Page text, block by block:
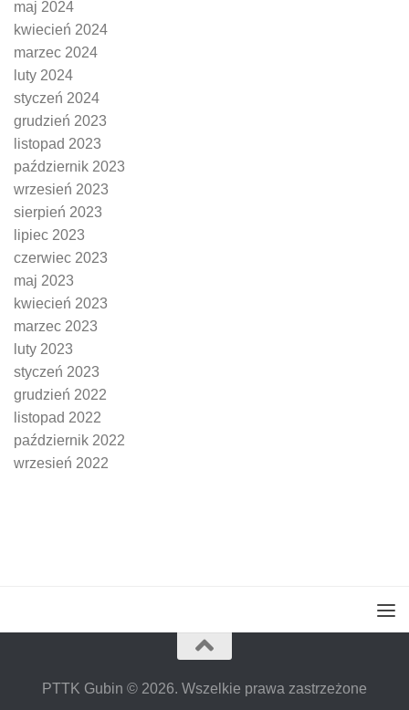
maj 2024
kwiecień 2024
marzec 2024
luty 2024
styczeń 2024
grudzień 2023
listopad 2023
październik 2023
wrzesień 2023
sierpień 2023
lipiec 2023
czerwiec 2023
maj 2023
kwiecień 2023
marzec 2023
luty 2023
styczeń 2023
grudzień 2022
listopad 2022
październik 2022
wrzesień 2022
PTTK Gubin © 2026. Wszelkie prawa zastrzeżone